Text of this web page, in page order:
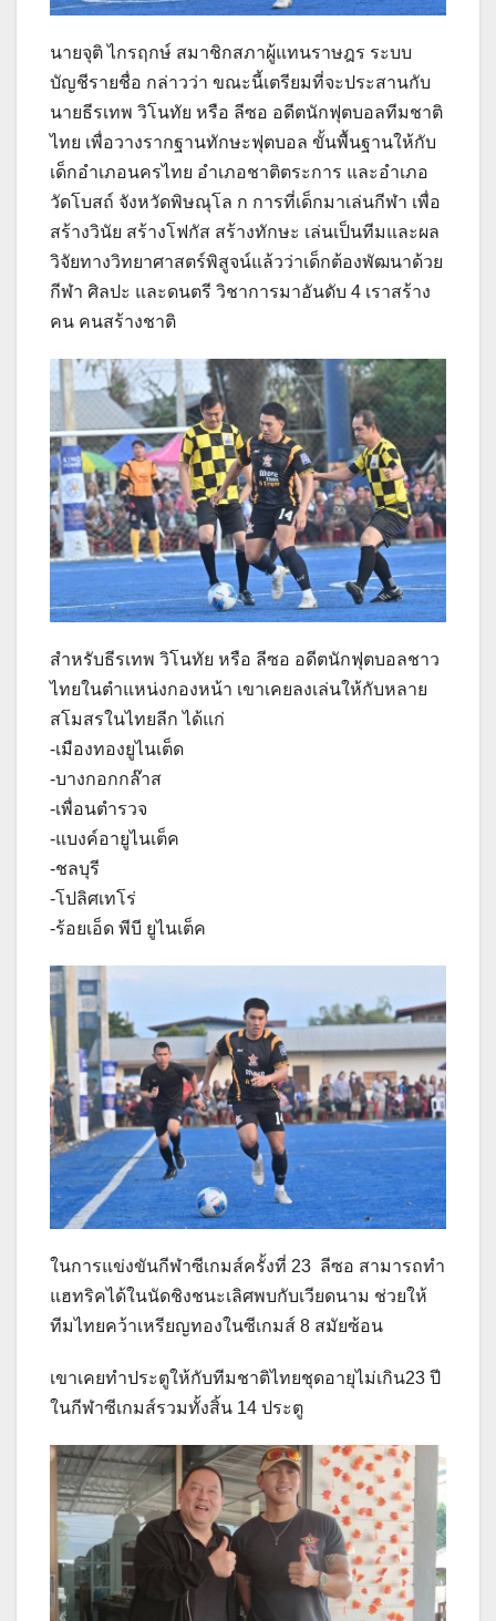
นายจุติ ไกรฤกษ์ สมาชิกสภาผู้แทนราษฎร ระบบ
บัญชีรายชื่อ กล่าวว่า ขณะนี้เตรียมที่จะประสานกับ
นายธีรเทพ วิโนทัย หรือ ลีซอ อดีตนักฟุตบอลทีมชาติ
ไทย เพื่อวางรากฐานทักษะฟุตบอล ขั้นพื้นฐานให้กับ
เด็กอำเภอนครไทย อำเภอชาติตระการ และอำเภอ
วัดโบสถ์ จังหวัดพิษณุโล ก การที่เด็กมาเล่นกีฬา เพื่อ
สร้างวินัย สร้างโฟกัส สร้างทักษะ เล่นเป็นทีมและผล
วิจัยทางวิทยาศาสตร์พิสูจน์แล้วว่าเด็กต้องพัฒนาด้วย
กีฬา ศิลปะ และดนตรี วิชาการมาอันดับ 4 เราสร้าง
คน คนสร้างชาติ
สำหรับธีรเทพ วิโนทัย หรือ ลีซอ อดีตนักฟุตบอลชาว
ไทยในตำแหน่งกองหน้า เขาเคยลงเล่นให้กับหลาย
สโมสรในไทยลีก ได้แก่
-เมืองทองยูไนเต็ด
-บางกอกกล๊าส
-เพื่อนตำรวจ
-แบงค์อายูไนเต็ค
-ชลบุรี
-โปลิศเทโร่
-ร้อยเอ็ด พีบี ยูไนเต็ค
ในการแข่งขันกีฬาซีเกมส์ครั้งที่ 23 ลีซอ สามารถทำ
แฮทริคได้ในนัดชิงชนะเลิศพบกับเวียดนาม ช่วยให้
ทีมไทยคว้าเหรียญทองในซีเกมส์ 8 สมัยซ้อน
เขาเคยทำประตูให้กับทีมชาติไทยชุดอายุไม่เกิน23 ปี
ในกีฬาซีเกมส์รวมทั้งสิ้น 14 ประตู